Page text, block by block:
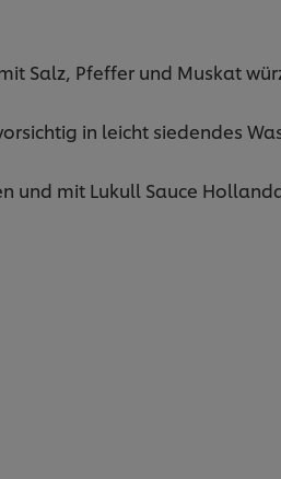
Salz, Pfeffer und Muskat
in leicht siedendes
und mit Lukull Sauce